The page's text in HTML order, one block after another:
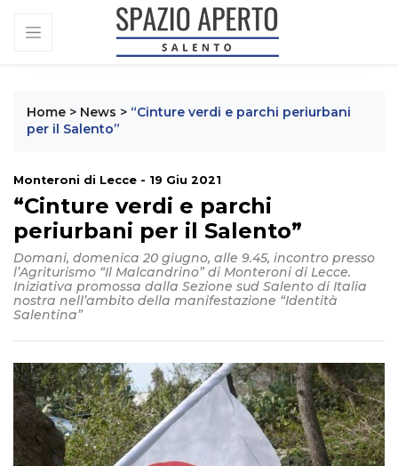
Home > News > “Cinture verdi e parchi periurbani
per il Salento”
Monteroni di Lecce - 19 Giu 2021
“Cinture verdi e parchi
periurbani per il Salento”
Domani, domenica 20 giugno, alle 9.45, incontro presso
l’Agriturismo “Il Malcandrino” di Monteroni di Lecce.
Iniziativa promossa dalla Sezione sud Salento di Italia
nostra nell’ambito della manifestazione “Identità
Salentina”